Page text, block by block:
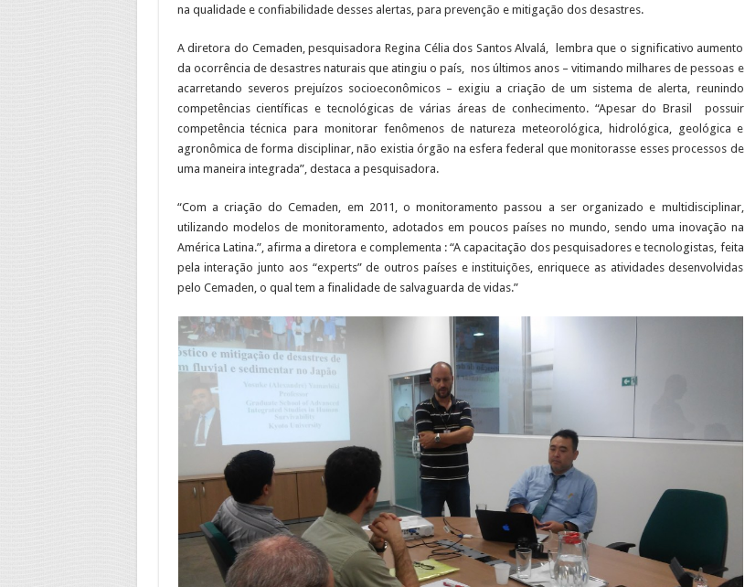
na qualidade e confiabilidade desses alertas, para prevenção e mitigação dos desastres.
A diretora do Cemaden, pesquisadora Regina Célia dos Santos Alvalá, lembra que o significativo aumento
da ocorrência de desastres naturais que atingiu o país, nos últimos anos – vitimando milhares de pessoas e
acarretando severos prejuízos socioeconômicos – exigiu a criação de um sistema de alerta, reunindo
competências científicas e tecnológicas de várias áreas de conhecimento. “Apesar do Brasil possuir
competência técnica para monitorar fenômenos de natureza meteorológica, hidrológica, geológica e
agronômica de forma disciplinar, não existia órgão na esfera federal que monitorasse esses processos de
uma maneira integrada”, destaca a pesquisadora.
“Com a criação do Cemaden, em 2011, o monitoramento passou a ser organizado e multidisciplinar,
utilizando modelos de monitoramento, adotados em poucos países no mundo, sendo uma inovação na
América Latina.”, afirma a diretora e complementa : “A capacitação dos pesquisadores e tecnologistas, feita
pela interação junto aos “experts” de outros países e instituições, enriquece as atividades desenvolvidas
pelo Cemaden, o qual tem a finalidade de salvaguarda de vidas.”